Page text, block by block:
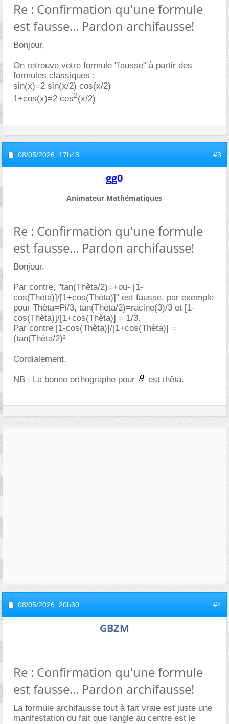
Re : Confirmation qu'une formule
est fausse... Pardon archifausse!
Bonjour,
On retrouve votre formule "fausse" à partir des
formules classiques :
sin(x)=2 sin(x/2) cos(x/2)
1+cos(x)=2 cos2(x/2)
08/05/2026, 17h48 #3
gg0
Animateur Mathématiques
Re : Confirmation qu'une formule
est fausse... Pardon archifausse!
Bonjour.
Par contre, "tan(Thèta/2)=+ou- [1-
cos(Thèta)]/[1+cos(Thèta)]" est fausse, par exemple
pour Thèta=Pi/3, tan(Thèta/2)=racine(3)/3 et [1-
cos(Thèta)]/[1+cos(Thèta)] = 1/3.
Par contre [1-cos(Thèta)]/[1+cos(Thèta)] =
(tan(Thèta/2)²
Cordialement.
NB : La bonne orthographe pour est thêta.
08/05/2026, 20h30 #4
GBZM
Re : Confirmation qu'une formule
est fausse... Pardon archifausse!
La formule archifausse tout à fait vraie est juste une
manifestation du fait que l'angle au centre est le